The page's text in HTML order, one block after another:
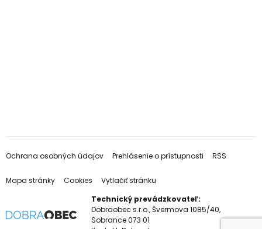
Ochrana osobných údajov Prehlásenie o prístupnosti RSS
Mapa stránky Cookies
Vytlačiť stránku
Technický prevádzkovateľ:
Dobraobec s.r.o., Švermova 1085/40,
Sobrance 073 01